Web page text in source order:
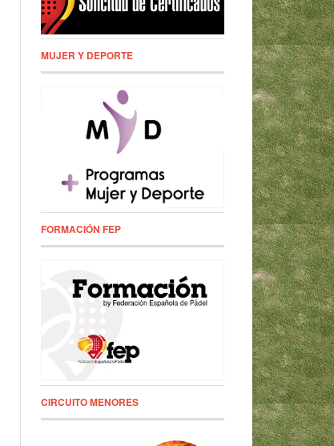
MUJER Y DEPORTE
FORMACIÓN FEP
CIRCUITO MENORES